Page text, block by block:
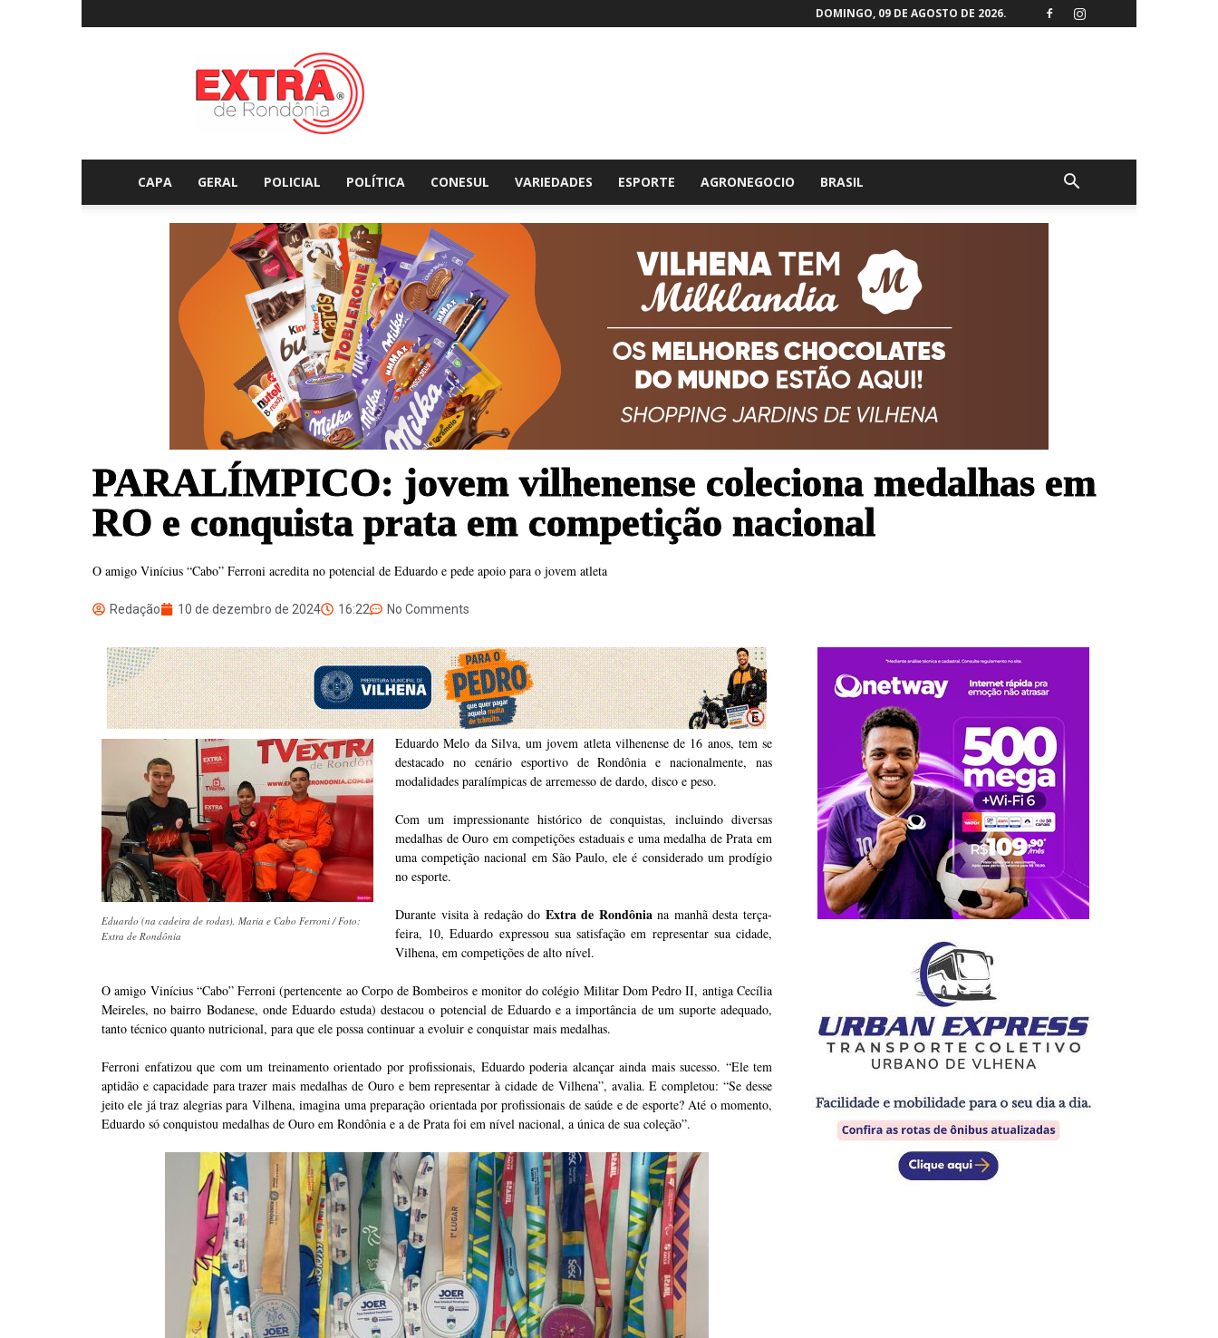
DOMINGO, 09 DE AGOSTO DE 2026.
Extraderondonia.com.br
CAPA GERAL POLICIAL POLÍTICA CONESUL VARIEDADES ESPORTE AGRONEGOCIO BRASIL
PARALÍMPICO: jovem vilhenense coleciona medalhas em
RO e conquista prata em competição nacional
O amigo Vinícius “Cabo” Ferroni acredita no potencial de Eduardo e pede apoio para o jovem atleta
Redação 10 de dezembro de 2024 16:22 No Comments
Eduardo (na cadeira de rodas), Maria e Cabo Ferroni / Foto:
Extra de Rondônia
Eduardo Melo da Silva, um jovem atleta vilhenense de 16 anos, tem se
destacado no cenário esportivo de Rondônia e nacionalmente, nas
modalidades paralímpicas de arremesso de dardo, disco e peso.
Com um impressionante histórico de conquistas, incluindo diversas
medalhas de Ouro em competições estaduais e uma medalha de Prata em
uma competição nacional em São Paulo, ele é considerado um prodígio
no esporte.
Durante visita à redação do Extra de Rondôniana manhã desta terça-
feira, 10, Eduardo expressou sua satisfação em representar sua cidade,
Vilhena, em competições de alto nível.
O amigo Vinícius “Cabo” Ferroni (pertencente ao Corpo de Bombeiros e monitor do colégio Militar Dom Pedro II, antiga Cecília
Meireles, no bairro Bodanese, onde Eduardo estuda) destacou o potencial de Eduardo e a importância de um suporte adequado,
tanto técnico quanto nutricional, para que ele possa continuar a evoluir e conquistar mais medalhas.
Ferroni enfatizou que com um treinamento orientado por profissionais, Eduardo poderia alcançar ainda mais sucesso. “Ele tem
aptidão e capacidade para trazer mais medalhas de Ouro e bem representar à cidade de Vilhena”, avalia. E completou: “Se desse
jeito ele já traz alegrias para Vilhena, imagina uma preparação orientada por profissionais de saúde e de esporte? Até o momento,
Eduardo só conquistou medalhas de Ouro em Rondônia e a de Prata foi em nível nacional, a única de sua coleção”.